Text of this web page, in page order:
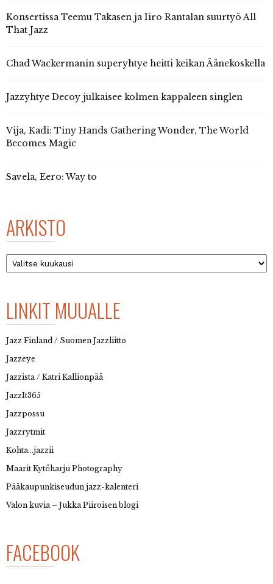
Konsertissa Teemu Takasen ja Iiro Rantalan suurtyö All
That Jazz
Chad Wackermanin superyhtye heitti keikan Äänekoskella
Jazzyhtye Decoy julkaisee kolmen kappaleen singlen
Vija, Kadi: Tiny Hands Gathering Wonder, The World
Becomes Magic
Savela, Eero: Way to
ARKISTO
Arkisto
LINKIT MUUALLE
Jazz Finland / Suomen Jazzliitto
Jazzeye
Jazzista / Katri Kallionpää
JazzIt365
Jazzpossu
Jazzrytmit
Kohta…jazzii
Maarit Kytöharju Photography
Pääkaupunkiseudun jazz-kalenteri
Valon kuvia – Jukka Piiroisen blogi
FACEBOOK